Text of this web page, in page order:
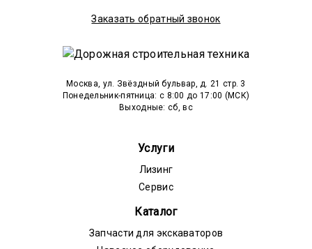
Заказать обратный звонок
Москва, ул. Звёздный бульвар, д. 21 стр. 3
Понедельник-пятница: c 8:00 до 17:00 (МСК)
Выходные: сб, вс
Услуги
Лизинг
Сервис
Каталог
Запчасти для экскаваторов